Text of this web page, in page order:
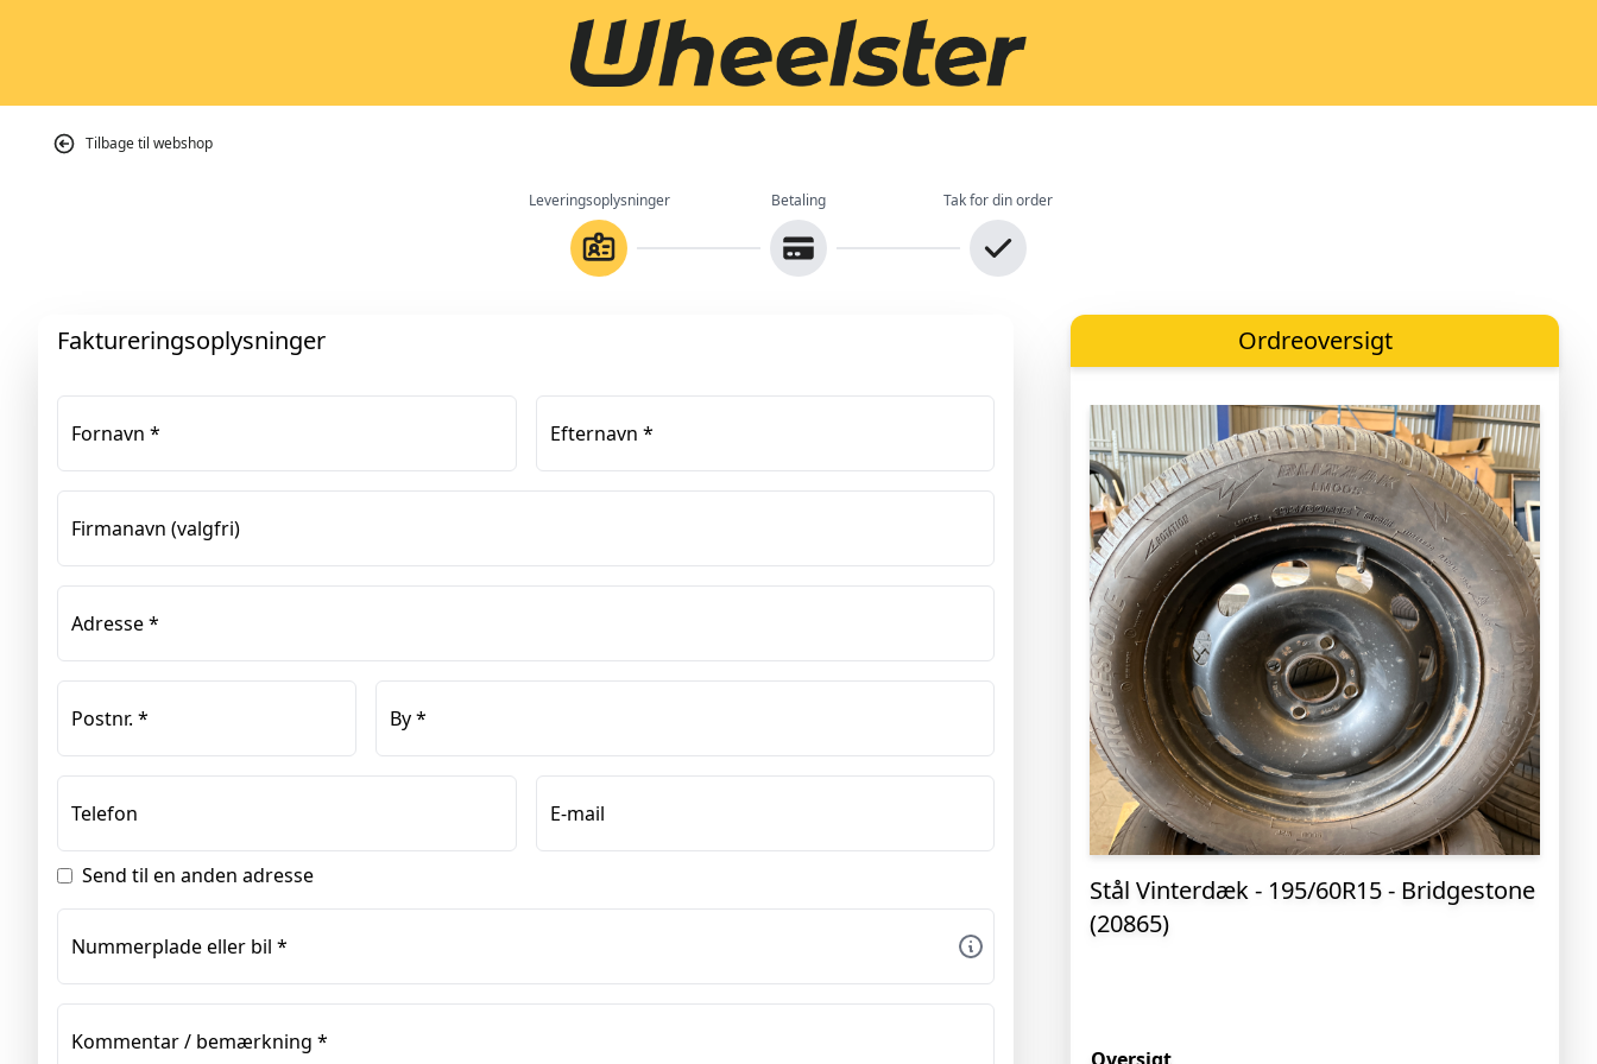
Tilbage til webshop
Leveringsoplysninger Betaling Tak for din order
Ordreoversigt
Stål Vinterdæk - 195/60R15 - Bridgestone
(20865)
Faktureringsoplysninger
Fornavn * Efternavn *
Firmanavn (valgfri)
Adresse*
Postnr. * By*
Telefon E-mail
Send til en anden adresse
Nummerplade eller bil *
Kommentar / bemærkning *